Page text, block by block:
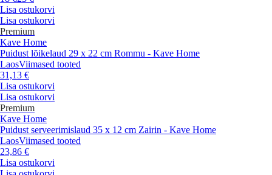
Lisa ostukorvi
Lisa ostukorvi
Premium
Kave Home
Puidust lõikelaud 29 x 22 cm Rommu - Kave Home
LaosViimased tooted
31,13 €
Lisa ostukorvi
Lisa ostukorvi
Premium
Kave Home
Puidust serveerimislaud 35 x 12 cm Zairin - Kave Home
LaosViimased tooted
23,86 €
Lisa ostukorvi